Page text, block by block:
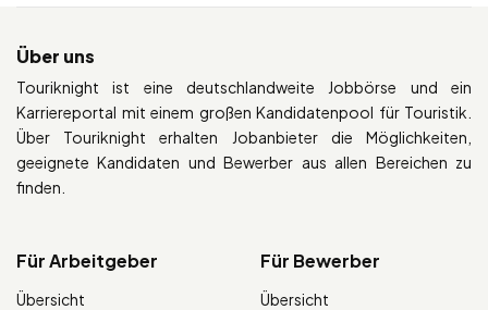
Über uns
Touriknight ist eine deutschlandweite Jobbörse und ein
Karriereportal mit einem großen Kandidatenpool für Touristik.
Über Touriknight erhalten Jobanbieter die Möglichkeiten,
geeignete Kandidaten und Bewerber aus allen Bereichen zu
finden.
Für Arbeitgeber
Übersicht
Für Bewerber
Übersicht